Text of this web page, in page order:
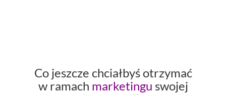
Co jeszcze chciałbyś otrzymać
w ramach marketingu swojej